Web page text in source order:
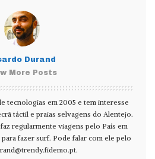
Durand
More Posts
tecnologias em 2005 e tem interesse
táctil e praias selvagens do Alentejo.
regularmente viagens pelo País em
fazer surf. Pode falar com ele pelo
.